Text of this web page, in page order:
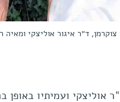
צוקרמן, ד״ר איגור אוליצקי ומאיה
אוליצקי ועמיתיו באופן